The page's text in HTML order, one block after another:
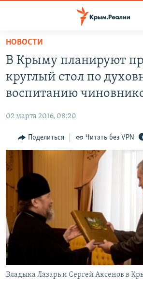
Вернуться
основному
содержанию
Вернутся
главной
навигации
Вернутся
поиску
СПЕЦПРОЕКТЫ
11 ЛЕТ ОККУПАЦИИ КРЫМА. 11 ИСТОРИЙ
ВОДА
ЕЩЕ
ИНТЕРАКТИВ
ИНФОГРАФИКА
ТЕЛЕПРОЕКТ КРЫМ.РЕАЛИИ
СОВЕТЫ ПРАВОЗАЩИТНИКОВ
ПРОПАВШИЕ БЕЗ ВЕСТИ
ПОБЕДИТЕЛЕЙ НЕ СУДЯТ?
КРЫМ.НЕПОКОРЕННЫЙ
УКРАИНСКАЯ ПРОБЛЕМА КРЫМА
РАДІО СВОБОДА
КАК ОБОЙТИ БЛОКИРОВКУ
Українською
Qırımtatar
ПРИСОЕДИНЯЙТЕСЬ!
НОВОСТИ
В Крыму планируют
круглый стол по
воспитанию
02 марта 2016, 08:20
Поделиться Читать без VPN
Владыка Лазарь и Сергей Аксенов в